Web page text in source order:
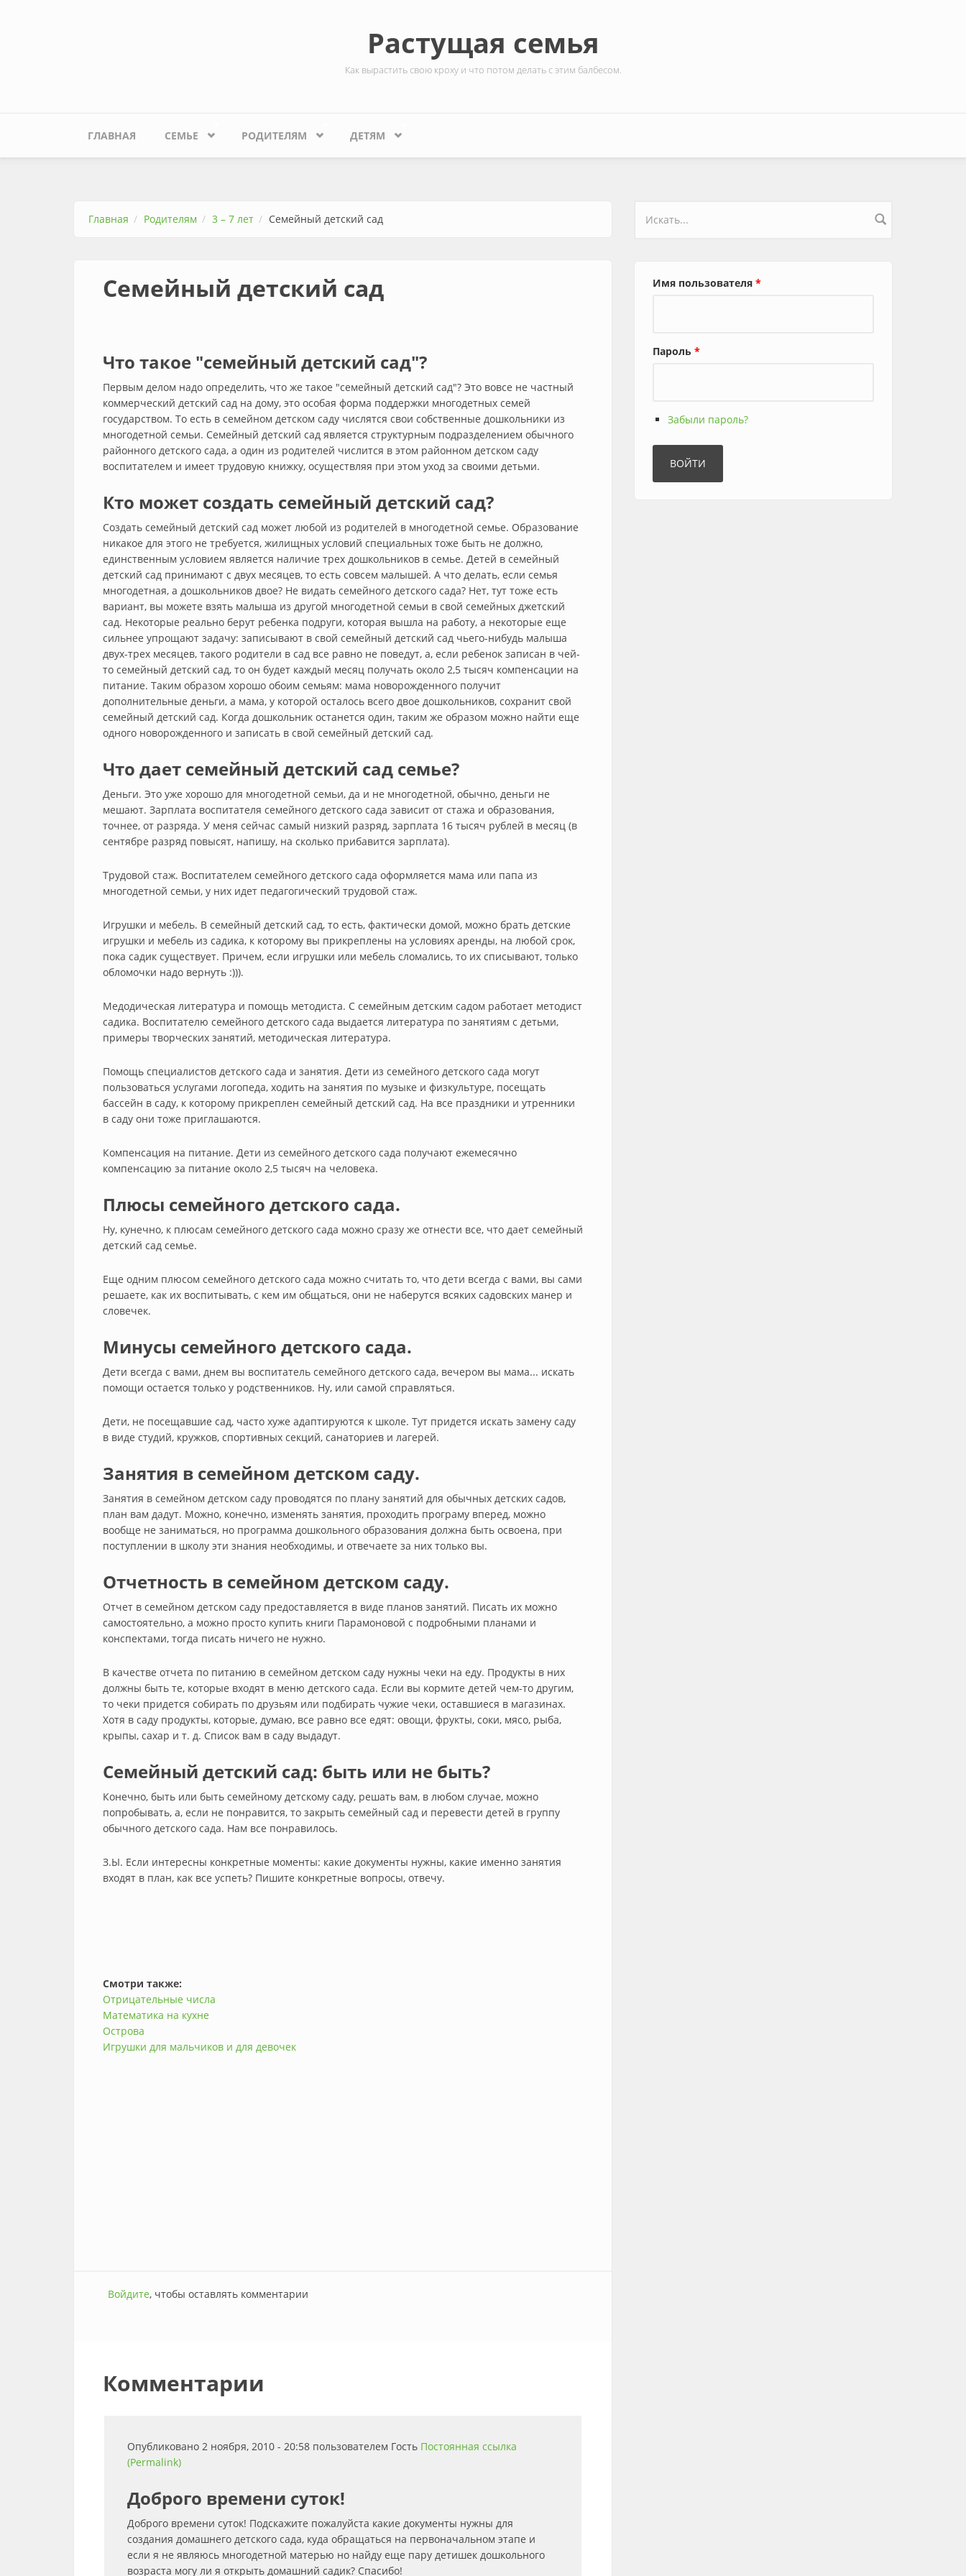
Растущая семья
Как вырастить свою кроху и что потом делать с этим балбесом.
ГЛАВНАЯ СЕМЬЕ РОДИТЕЛЯМ ДЕТЯМ
Главная Родителям 3 – 7 лет Семейный детский сад
Семейный детский сад
Что такое "семейный детский сад"?
Первым делом надо определить, что же такое "семейный детский сад"? Это вовсе не частный
коммерческий детский сад на дому, это особая форма поддержки многодетных семей
государством. То есть в семейном детском саду числятся свои собственные дошкольники из
многодетной семьи. Семейный детский сад является структурным подразделением обычного
районного детского сада, а один из родителей числится в этом районном детском саду
воспитателем и имеет трудовую книжку, осуществляя при этом уход за своими детьми.
Кто может создать семейный детский сад?
Создать семейный детский сад может любой из родителей в многодетной семье. Образование
никакое для этого не требуется, жилищных условий специальных тоже быть не должно,
единственным условием является наличие трех дошкольников в семье. Детей в семейный
детский сад принимают с двух месяцев, то есть совсем малышей. А что делать, если семья
многодетная, а дошкольников двое? Не видать семейного детского сада? Нет, тут тоже есть
вариант, вы можете взять малыша из другой многодетной семьи в свой семейных джетский
сад. Некоторые реально берут ребенка подруги, которая вышла на работу, а некоторые еще
сильнее упрощают задачу: записывают в свой семейный детский сад чьего-нибудь малыша
двух-трех месяцев, такого родители в сад все равно не поведут, а, если ребенок записан в чей-
то семейный детский сад, то он будет каждый месяц получать около 2,5 тысяч компенсации на
питание. Таким образом хорошо обоим семьям: мама новорожденного получит
дополнительные деньги, а мама, у которой осталось всего двое дошкольников, сохранит свой
семейный детский сад. Когда дошкольник останется один, таким же образом можно найти еще
одного новорожденного и записать в свой семейный детский сад.
Что дает семейный детский сад семье?
Деньги. Это уже хорошо для многодетной семьи, да и не многодетной, обычно, деньги не
мешают. Зарплата воспитателя семейного детского сада зависит от стажа и образования,
точнее, от разряда. У меня сейчас самый низкий разряд, зарплата 16 тысяч рублей в месяц (в
сентябре разряд повысят, напишу, на сколько прибавится зарплата).
Трудовой стаж. Воспитателем семейного детского сада оформляется мама или папа из
многодетной семьи, у них идет педагогический трудовой стаж.
Игрушки и мебель. В семейный детский сад, то есть, фактически домой, можно брать детские
игрушки и мебель из садика, к которому вы прикреплены на условиях аренды, на любой срок,
пока садик существует. Причем, если игрушки или мебель сломались, то их списывают, только
обломочки надо вернуть :))).
Медодическая литература и помощь методиста. С семейным детским садом работает методист
садика. Воспитателю семейного детского сада выдается литература по занятиям с детьми,
примеры творческих занятий, методическая литература.
Помощь специалистов детского сада и занятия. Дети из семейного детского сада могут
пользоваться услугами логопеда, ходить на занятия по музыке и физкультуре, посещать
бассейн в саду, к которому прикреплен семейный детский сад. На все праздники и утренники
в саду они тоже приглашаются.
Компенсация на питание. Дети из семейного детского сада получают ежемесячно
компенсацию за питание около 2,5 тысяч на человека.
Плюсы семейного детского сада.
Ну, кунечно, к плюсам семейного детского сада можно сразу же отнести все, что дает семейный
детский сад семье.
Еще одним плюсом семейного детского сада можно считать то, что дети всегда с вами, вы сами
решаете, как их воспитывать, с кем им общаться, они не наберутся всяких садовских манер и
словечек.
Минусы семейного детского сада.
Дети всегда с вами, днем вы воспитатель семейного детского сада, вечером вы мама... искать
помощи остается только у родственников. Ну, или самой справляться.
Дети, не посещавшие сад, часто хуже адаптируются к школе. Тут придется искать замену саду
в виде студий, кружков, спортивных секций, санаториев и лагерей.
Занятия в семейном детском саду.
Занятия в семейном детском саду проводятся по плану занятий для обычных детских садов,
план вам дадут. Можно, конечно, изменять занятия, проходить програму вперед, можно
вообще не заниматься, но программа дошкольного образования должна быть освоена, при
поступлении в школу эти знания необходимы, и отвечаете за них только вы.
Отчетность в семейном детском саду.
Отчет в семейном детском саду предоставляется в виде планов занятий. Писать их можно
самостоятельно, а можно просто купить книги Парамоновой с подробными планами и
конспектами, тогда писать ничего не нужно.
В качестве отчета по питанию в семейном детском саду нужны чеки на еду. Продукты в них
должны быть те, которые входят в меню детского сада. Если вы кормите детей чем-то другим,
то чеки придется собирать по друзьям или подбирать чужие чеки, оставшиеся в магазинах.
Хотя в саду продукты, которые, думаю, все равно все едят: овощи, фрукты, соки, мясо, рыба,
крыпы, сахар и т. д. Список вам в саду выдадут.
Семейный детский сад: быть или не быть?
Конечно, быть или быть семейному детскому саду, решать вам, в любом случае, можно
попробывать, а, если не понравится, то закрыть семейный сад и перевести детей в группу
обычного детского сада. Нам все понравилось.
З.Ы. Если интересны конкретные моменты: какие документы нужны, какие именно занятия
входят в план, как все успеть? Пишите конкретные вопросы, отвечу.
Смотри также:
Отрицательные числа
Математика на кухне
Острова
Игрушки для мальчиков и для девочек
Войдите, чтобы оставлять комментарии
Комментарии
Опубликовано 2 ноября, 2010 - 20:58 пользователем Гость Постоянная ссылка
(Permalink)
Доброго времени суток!
Доброго времени суток! Подскажите пожалуйста какие документы нужны для
создания домашнего детского сада, куда обращаться на первоначальном этапе и
если я не являюсь многодетной матерью но найду еще пару детишек дошкольного
возраста могу ли я открыть домашний садик? Спасибо!
Форма поиска
Имя пользователя *
Пароль *
Забыли пароль?